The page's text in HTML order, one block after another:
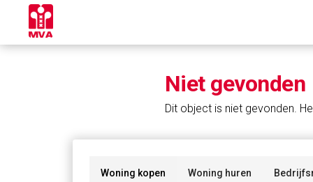
Niet gevonden
Dit object is niet gevonden.
Woning kopen Woning huren